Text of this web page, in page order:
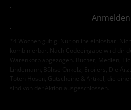
Anmelden
*4 Wochen gültig. Nur online einlösbar.
kombinierbar. Nach Codeeingabe wird dir
Warenkorb abgezogen. Bücher, Medien,
Lindemann, Böhse Onkelz, Broilers, Die
Toten Hosen, Gutscheine & Artikel, die
sind von der Aktion ausgeschlossen.